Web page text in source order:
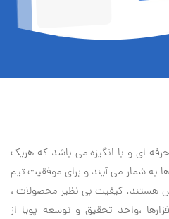
ای و با انگیزه می باشد که هریک
به شمار می آیند و برای موفقیت تيم
هستند. کیفیت بی نظير محصولات ،
،واحد تحقیق و توسعه پویا از